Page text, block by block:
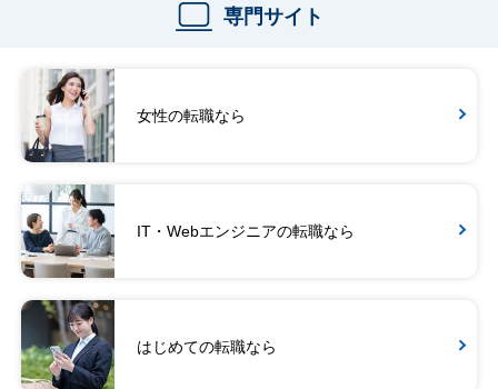
専門サイト
女性の転職なら
IT・Webエンジニアの転職なら
はじめての転職なら